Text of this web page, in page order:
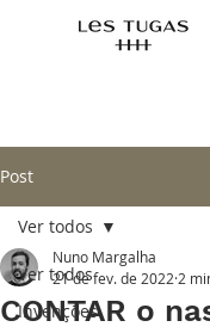
Post
Ver todos
Invenções
Ver todos
CONTAR o
Nuno Margalha
21 de fev. de 2022 2